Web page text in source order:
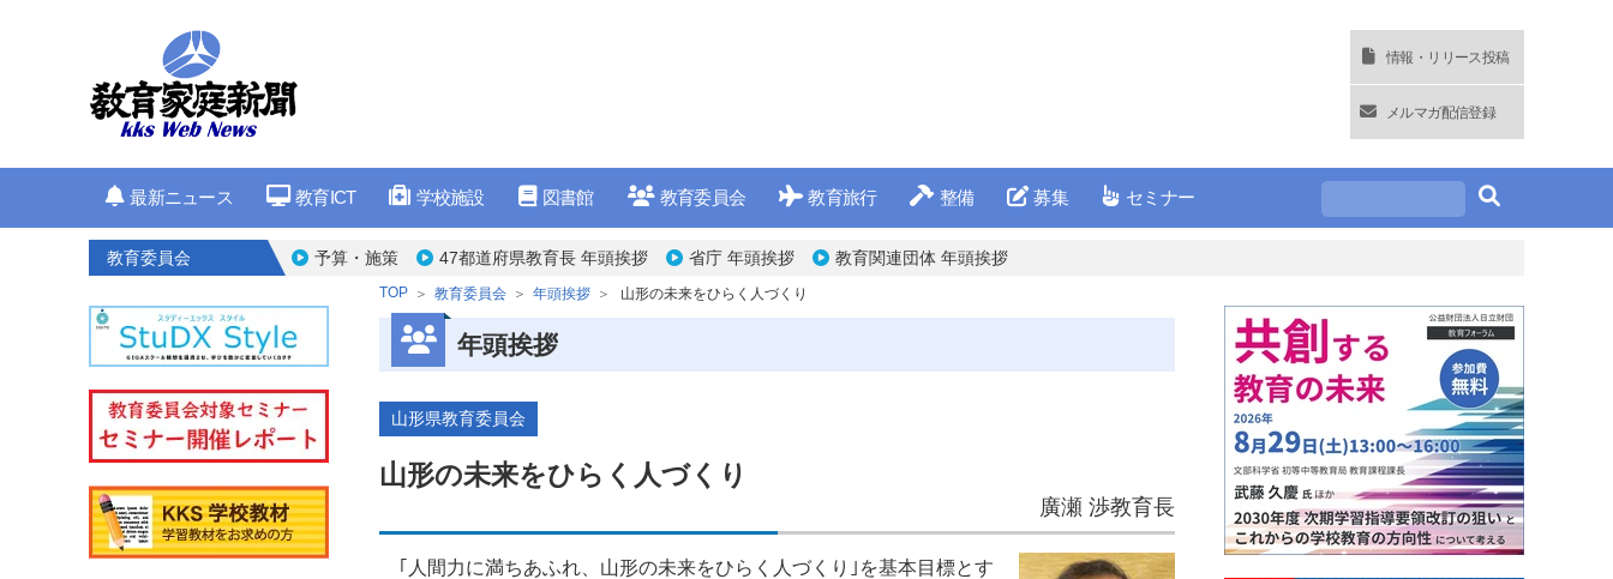
情報・リリース投稿
メルマガ配信登録
最新ニュース 教育ICT 学校施設 図書館 教育委員会 教育旅行 整備 募集 セミナー
教育委員会 予算・施策 47都道府県教育長 年頭挨拶 省庁 年頭挨拶 教育関連団体 年頭挨拶
TOP 教育委員会 年頭挨拶 山形の未来をひらく人づくり
年頭挨拶
山形県教育委員会
山形の未来をひらく人づくり
廣瀬 渉教育長
｢人間力に満ちあふれ、山形の未来をひらく人づくり｣を基本目標とす